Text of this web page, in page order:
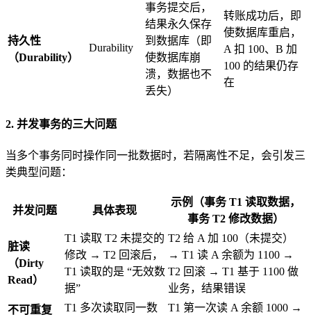
持久性
（Durability）
Durability
事务提交后，
结果永久保存
到数据库（即
使数据库崩
溃，数据也不
丢失）
转账成功后，即
使数据库重启，
A 扣 100、B 加
100 的结果仍存
在
2. 并发事务的三大问题
当多个事务同时操作同一批数据时，若隔离性不足，会引发三
类典型问题：
并发问题 具体表现
示例（事务 T1 读取数据，
事务 T2 修改数据）
脏读
（Dirty
Read）
T1 读取 T2 未提交的
修改 → T2 回滚后，
T1 读取的是 “无效数
据”
T2 给 A 加 100（未提交）
→ T1 读 A 余额为 1100 →
T2 回滚 → T1 基于 1100 做
业务，结果错误
不可重复
T1 多次读取同一数
T1 第一次读 A 余额 1000 →